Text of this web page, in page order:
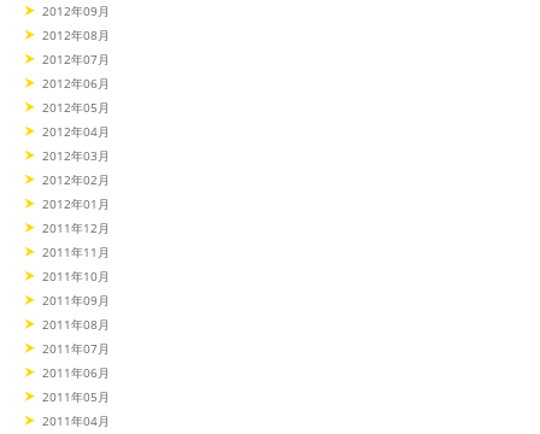
2012年09月
2012年08月
2012年07月
2012年06月
2012年05月
2012年04月
2012年03月
2012年02月
2012年01月
2011年12月
2011年11月
2011年10月
2011年09月
2011年08月
2011年07月
2011年06月
2011年05月
2011年04月